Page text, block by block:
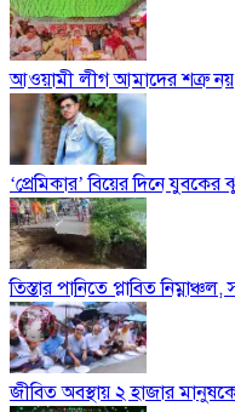
আওয়ামী লীগ আমাদের শত্রু নয়,
‘প্রেমিকার’ বিয়ের দিনে
তিস্তার পানিতে প্লাবিত
জীবিত অবস্থায় ২ হাজার